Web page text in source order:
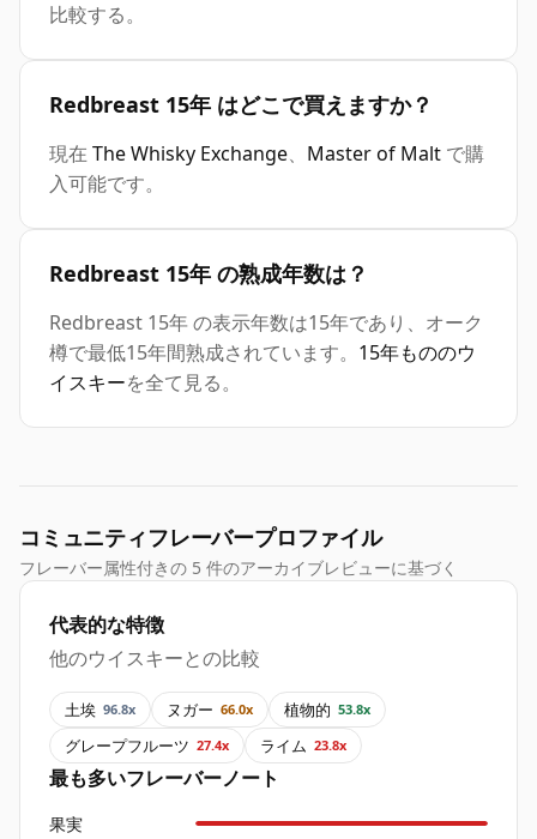
比較する。
Redbreast 15年 はどこで買えますか？
現在 The Whisky Exchange、 Master of Malt で購
入可能です。
Redbreast 15年 の熟成年数は？
Redbreast 15年 の表示年数は15年であり、オーク
樽で最低15年間熟成されています。 15年もののウ
イスキーを全て見る。
コミュニティフレーバープロファイル
フレーバー属性付きの 5 件のアーカイブレビューに基づく
代表的な特徴
他のウイスキーとの比較
土埃 96.8x ヌガー 66.0x 植物的 53.8x
グレープフルーツ 27.4x ライム 23.8x
最も多いフレーバーノート
果実